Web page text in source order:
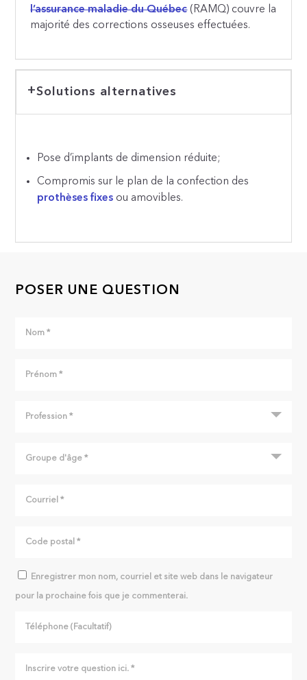
l’assurance maladie du Québec(RAMQ) couvre la
majorité des corrections osseuses effectuées.
Solutions alternatives
Pose d’implants de dimension réduite;
Compromis sur le plan de la confection des
prothèses fixes ou amovibles.
POSER UNE QUESTION
Enregistrer mon nom, courriel et site web dans le navigateur
pour la prochaine fois que je commenterai.